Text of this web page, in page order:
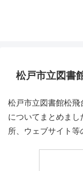
松戸市立図書
松戸市立図書館松飛
についてまとめま
所、ウェブサイト等